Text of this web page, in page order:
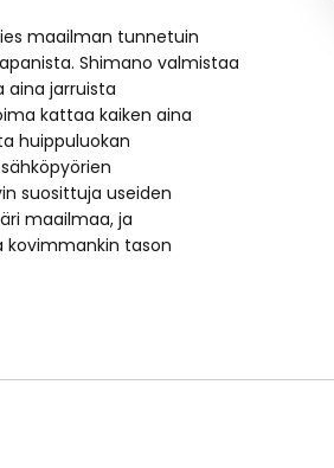
maailman tunnetuin
Shimano valmistaa
aina jarruista
kattaa kaiken aina
huippuluokan
suosittuja useiden
maailmaa, ja
tason